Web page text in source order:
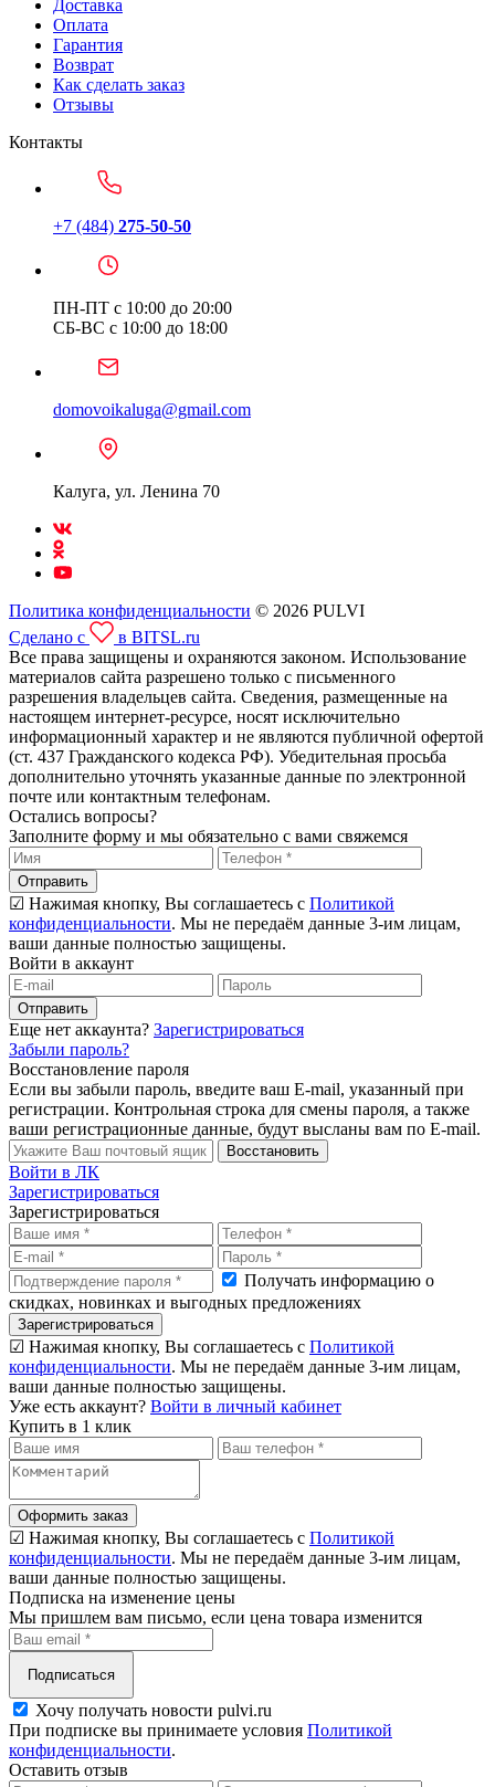
Доставка
Оплата
Гарантия
Возврат
Как сделать заказ
Отзывы
Контакты
+7 (484) 275-50-50
ПН-ПТ с 10:00 до 20:00
СБ-ВС с 10:00 до 18:00
domovoikaluga@gmail.com
Калуга, ул. Ленина 70
Политика конфиденциальности © 2026 PULVI
Сделано с
в BITSL.ru
Все права защищены и охраняются законом. Использование
материалов сайта разрешено только с письменного
разрешения владельцев сайта. Сведения, размещенные на
настоящем интернет-ресурсе, носят исключительно
информационный характер и не являются публичной офертой
(ст. 437 Гражданского кодекса РФ). Убедительная просьба
дополнительно уточнять указанные данные по электронной
почте или контактным телефонам.
Остались вопросы?
Заполните форму и мы обязательно с вами свяжемся
Отправить
☑ Нажимая кнопку, Вы соглашаетесь с Политикой
конфиденциальности. Мы не передаём данные 3-им лицам,
ваши данные полностью защищены.
Войти в аккаунт
Отправить
Еще нет аккаунта? Зарегистрироваться
Забыли пароль?
Восстановление пароля
Если вы забыли пароль, введите ваш E-mail, указанный при
регистрации. Контрольная строка для смены пароля, а также
ваши регистрационные данные, будут высланы вам по E-mail.
Восстановить
Войти в ЛК
Зарегистрироваться
Зарегистрироваться
Получать информацию о
скидках, новинках и выгодных предложениях
Зарегистрироваться
☑ Нажимая кнопку, Вы соглашаетесь с Политикой
конфиденциальности. Мы не передаём данные 3-им лицам,
ваши данные полностью защищены.
Уже есть аккаунт? Войти в личный кабинет
Купить в 1 клик
Оформить заказ
☑ Нажимая кнопку, Вы соглашаетесь с Политикой
конфиденциальности. Мы не передаём данные 3-им лицам,
ваши данные полностью защищены.
Подписка на изменение цены
Мы пришлем вам письмо, если цена товара изменится
Подписаться
Хочу получать новости pulvi.ru
При подписке вы принимаете условия Политикой
конфиденциальности.
Оставить отзыв